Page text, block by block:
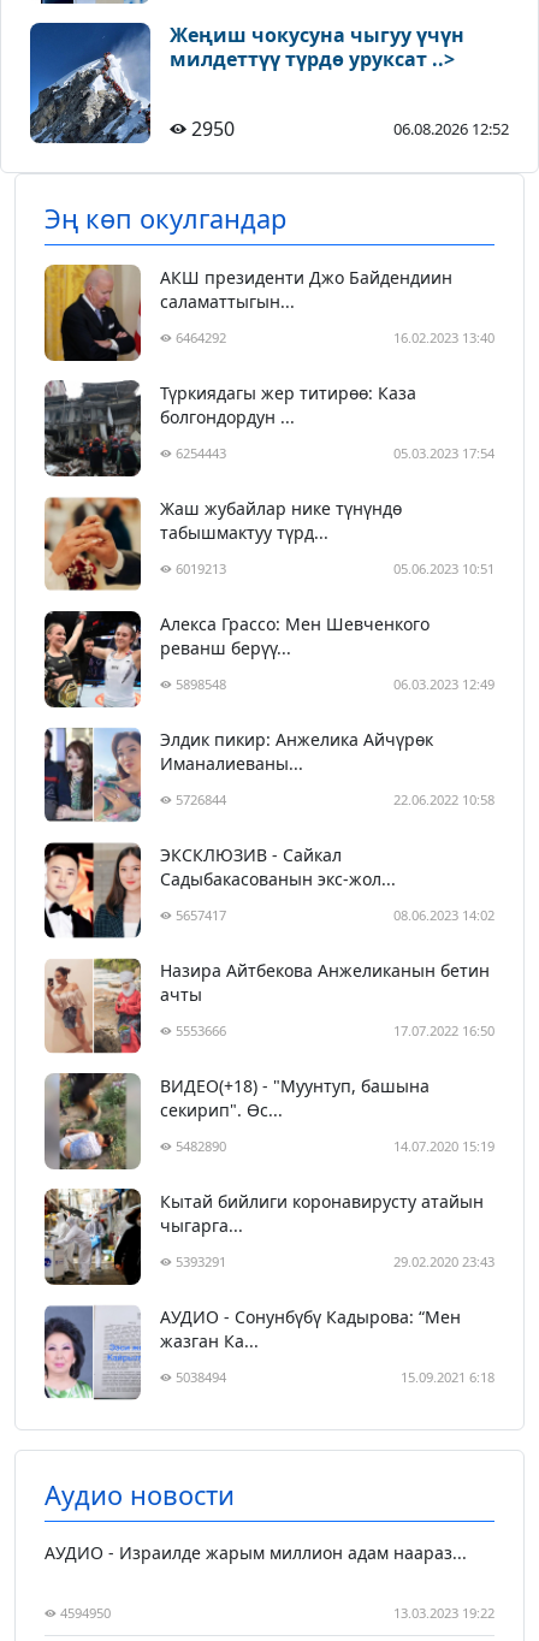
Жеңиш чокусуна чыгуу үчүн
милдеттүү түрдө уруксат ..>
2950 06.08.2026 12:52
Эң көп окулгандар
АКШ президенти Джо Байдендиин
саламаттыгын...
6464292 16.02.2023 13:40
Түркиядагы жер титирөө: Каза
болгондордун ...
6254443 05.03.2023 17:54
Жаш жубайлар нике түнүндө
табышмактуу түрд...
6019213 05.06.2023 10:51
Алекса Грассо: Мен Шевченкого
реванш берүү...
5898548 06.03.2023 12:49
Элдик пикир: Анжелика Айчүрөк
Иманалиеваны...
5726844 22.06.2022 10:58
ЭКСКЛЮЗИВ - Сайкал
Садыбакасованын экс-жол...
5657417 08.06.2023 14:02
Назира Айтбекова Анжеликанын бетин
ачты
5553666 17.07.2022 16:50
ВИДЕО(+18) - "Муунтуп, башына
секирип". Өс...
5482890 14.07.2020 15:19
Кытай бийлиги коронавирусту атайын
чыгарга...
5393291 29.02.2020 23:43
АУДИО - Сонунбүбү Кадырова: “Мен
жазган Ка...
5038494 15.09.2021 6:18
Аудио новости
АУДИО - Израилде жарым миллион адам наараз...
4594950 13.03.2023 19:22